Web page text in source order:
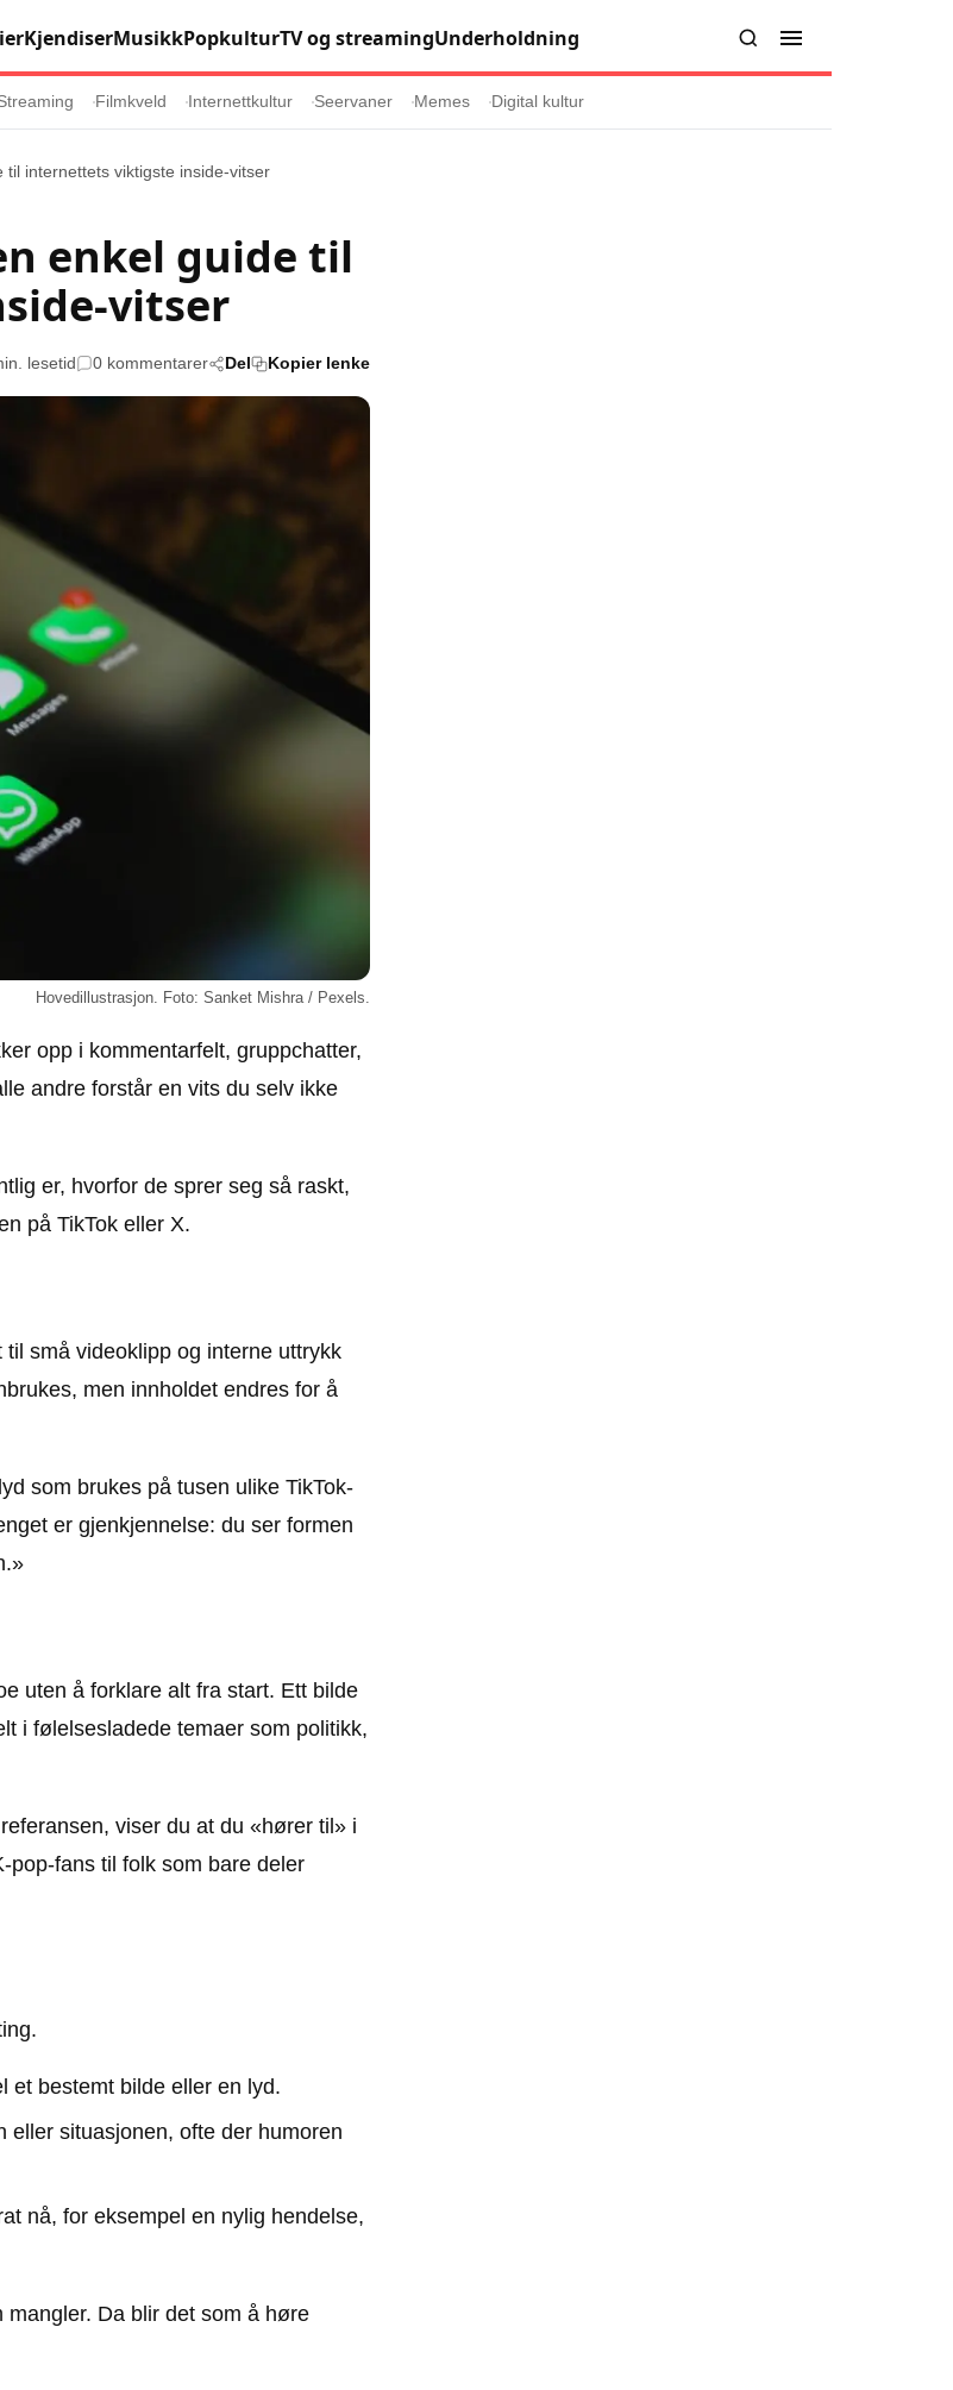
KjendiserMusikkPopkulturTV og streamingUnderholdning
Animasjon
Sosiale medier
Filmkveld
Annonsepolicy
Etiske retningslinjer
Personvernerklæring
Filmkveld Internettkultur Seervaner Memes Digital kultur
internettets viktigste inside-vitser
enkel guide til
vitser
lesetid 0 kommentarer Del Kopier lenke
Hovedillustrasjon. Foto: Sanket Mishra / Pexels.
opp i kommentarfelt, gruppchatter,
andre forstår en vits du selv ikke
er, hvorfor de sprer seg så raskt,
på TikTok eller X.
små videoklipp og interne uttrykk
men innholdet endres for å
som brukes på tusen ulike TikTok-
er gjenkjennelse: du ser formen
uten å forklare alt fra start. Ett bilde
i følelsesladede temaer som politikk,
viser du at du «hører til» i
fans til folk som bare deler
et bestemt bilde eller en lyd.
eller situasjonen, ofte der humoren
nå, for eksempel en nylig hendelse,
Da blir det som å høre